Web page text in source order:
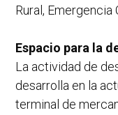
Rural,
Espacio para la
La actividad de
desarrolla en la
terminal de